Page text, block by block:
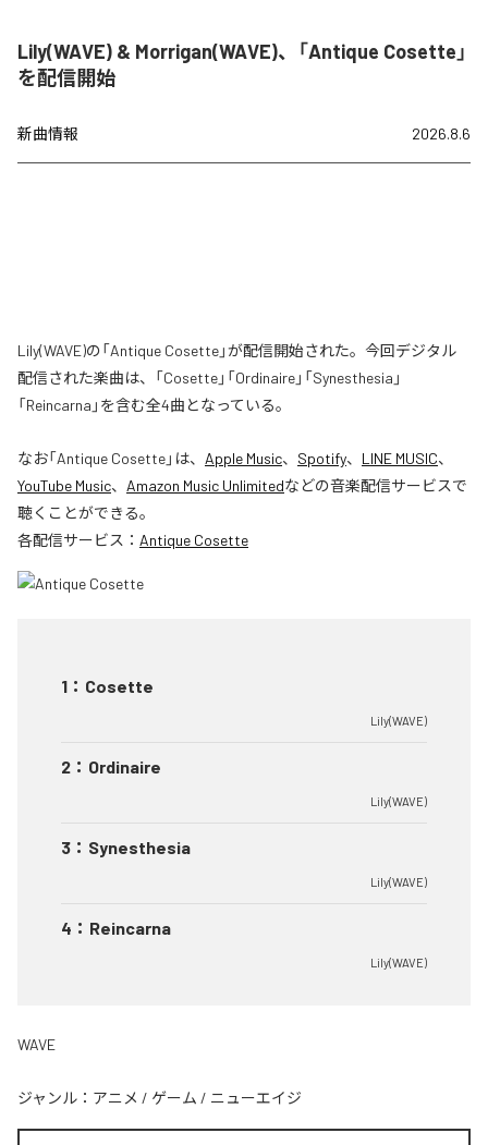
Lily(WAVE) & Morrigan(WAVE)、「Antique Cosette」
を配信開始
新曲情報 2026.8.6
Lily(WAVE)の「Antique Cosette」が配信開始された。今回デジタル
配信された楽曲は、「Cosette」「Ordinaire」「Synesthesia」
「Reincarna」を含む全4曲となっている。
なお「Antique Cosette」は、 Apple Music、 Spotify、 LINE MUSIC、
YouTube Music、 Amazon Music Unlimitedなどの音楽配信サービスで
聴くことができる。
各配信サービス： Antique Cosette
1 ： Cosette
Lily(WAVE)
2 ： Ordinaire
Lily(WAVE)
3 ： Synesthesia
Lily(WAVE)
4 ： Reincarna
Lily(WAVE)
WAVE
ジャンル： アニメ / ゲーム / ニューエイジ